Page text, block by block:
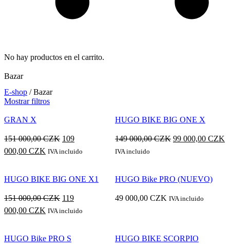
No hay productos en el carrito.
Bazar
E-shop / Bazar
Mostrar filtros
GRAN X
151 000,00CZK El
precio
era:
000,00 Kč.
109
000,00 CZK El
actual
109
000,00 Kč.
IVA incluido
HUGO BIKE BIG ONE X
149 000,00CZK El
era:
000,00 Kč.
99 000,00 CZK
IVA incluido
HUGO BIKE BIG ONE X1
151 000,00CZK El
precio
era:
119
000,00 CZK El
actual
IVA incluido
HUGO Bike PRO (NUEVO)
49 000,00 CZK IVA incluido
HUGO Bike PRO S HUGO BIKE SCORPIO